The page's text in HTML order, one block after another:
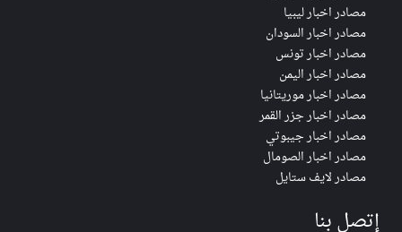
مصادر اخبار ليبيا
مصادر اخبار السودان
مصادر اخبار تونس
مصادر اخبار اليمن
مصادر اخبار موريتانيا
مصادر اخبار جزر القمر
مصادر اخبار جيبوتي
مصادر اخبار الصومال
مصادر لايف ستايل
إتصل بنا